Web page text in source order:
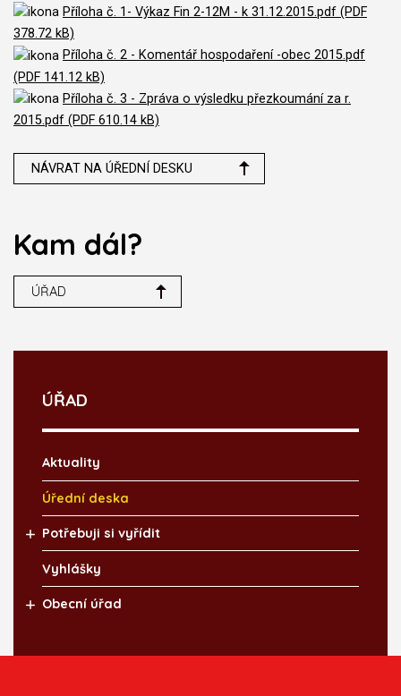
Příloha č. 1- Výkaz Fin 2-12M - k 31.12.2015.pdf (PDF
378.72 kB)
Příloha č. 2 - Komentář hospodaření -obec 2015.pdf
(PDF 141.12 kB)
Příloha č. 3 - Zpráva o výsledku přezkoumání za r.
2015.pdf (PDF 610.14 kB)
NÁVRAT NA ÚŘEDNÍ DESKU
Kam dál?
ÚŘAD
ÚŘAD
Aktuality
Úřední deska
Potřebuji si vyřídit
Vyhlášky
Obecní úřad